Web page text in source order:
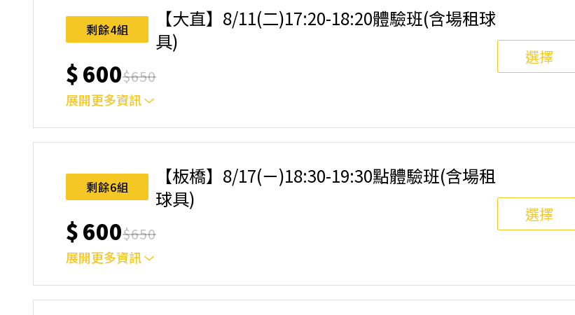
完成後，如因天候因素無法上課，僅提供課程延期選項，恕不退費，請參閱【報名與課程異動規則】。報
名後視為您已同意上述規則。
剩餘4組
【大直】8/11(二)17:20-18:20體驗班(含場租球
具)
$600$650
展開更多資訊
選擇
｜單人報名方案說明｜ 本體驗課程採4人開班，8人滿班制。歡迎邀請親友一同報名參加，享受團體運動
完成後，如因天候因素無法上課，僅提供課程延期選項，恕不退費，請參閱【報名與課程異動規則】。報
名後視為您已同意上述規則。
剩餘6組
【板橋】8/17(ㄧ)18:30-19:30點體驗班(含場租
球具)
$600$650
展開更多資訊
選擇
｜單人報名方案說明｜ 本體驗課程採4人開班，8人滿班制。歡迎邀請親友一同報名參加，享受團體運動